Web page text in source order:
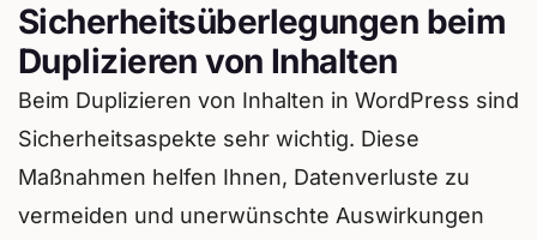
Sicherheitsüberlegungen beim
Duplizieren von Inhalten
Beim Duplizieren von Inhalten in WordPress sind
Sicherheitsaspekte sehr wichtig. Diese
Maßnahmen helfen Ihnen, Datenverluste zu
vermeiden und unerwünschte Auswirkungen